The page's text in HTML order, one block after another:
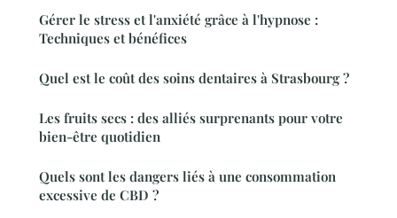
Gérer le stress et l'anxiété grâce à l'hypnose :
Techniques et bénéfices
Quel est le coût des soins dentaires à Strasbourg ?
Les fruits secs : des alliés surprenants pour votre
bien-être quotidien
Quels sont les dangers liés à une consommation
excessive de CBD ?